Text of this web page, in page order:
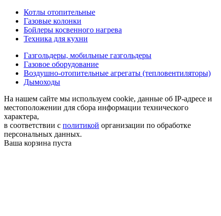
Котлы отопительные
Газовые колонки
Бойлеры косвенного нагрева
Техника для кухни
Газгольдеры, мобильные газгольдеры
Газовое оборудование
Воздушно-отопительные агрегаты (тепловентиляторы)
Дымоходы
На нашем сайте мы используем cookie, данные об IP-адресе и
местоположении для сбора информации технического
характера,
в соответствии с политикой организации по обработке
персональных данных.
Ваша корзина пуста